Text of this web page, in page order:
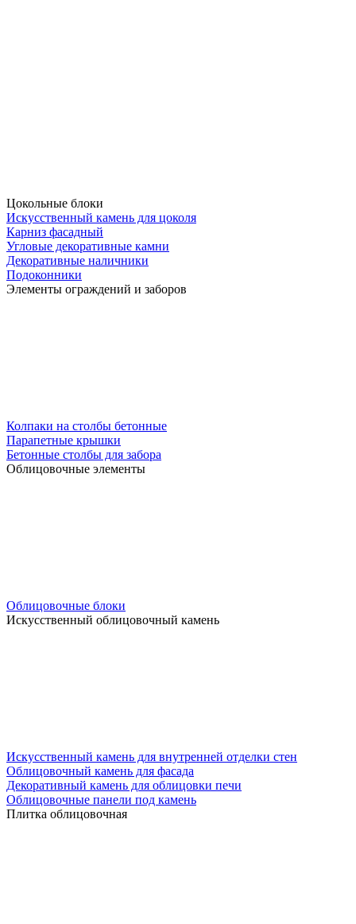
Цокольные блоки
Искусственный камень для цоколя
Карниз фасадный
Угловые декоративные камни
Декоративные наличники
Подоконники
Элементы ограждений и заборов
Колпаки на столбы бетонные
Парапетные крышки
Бетонные столбы для забора
Облицовочные элементы
Облицовочные блоки
Искусственный облицовочный камень
Искусственный камень для внутренней отделки стен
Облицовочный камень для фасада
Декоративный камень для облицовки печи
Облицовочные панели под камень
Плитка облицовочная